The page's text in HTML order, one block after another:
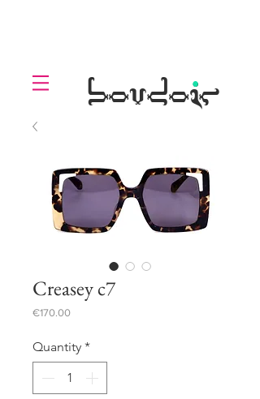
boudoir
.
Creasey c7
€170.00Price
Quantity *